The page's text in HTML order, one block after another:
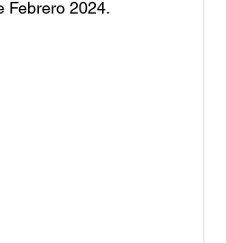
Febrero 2024.